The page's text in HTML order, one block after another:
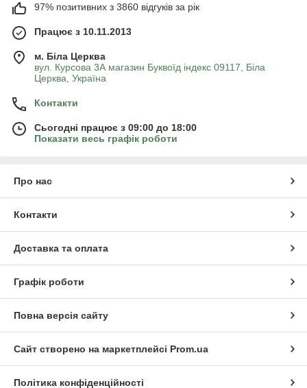
97% позитивних з 3860 відгуків за рік
Працює з 10.11.2013
м. Біла Церква
вул. Курсова 3А магазин Буквоїд індекс 09117, Біла
Церква, Україна
Контакти
Сьогодні працює з 09:00 до 18:00
Показати весь графік роботи
Про нас
Контакти
Доставка та оплата
Графік роботи
Повна версія сайту
Сайт створено на маркетплейсі Prom.ua
Політика конфіденційності